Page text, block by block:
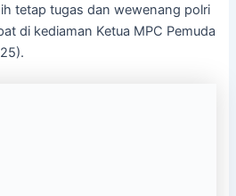
tetap tugas dan wewenang polri
di kediaman Ketua MPC Pemuda